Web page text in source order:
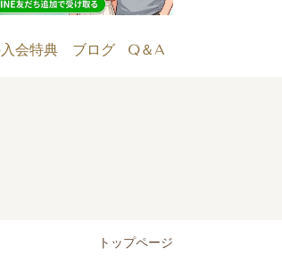
会特典 ブログ Q＆A
トップページ